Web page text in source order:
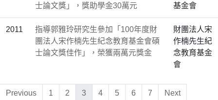
士論文獎」，獎助學金30萬元
基金會
2011
指導郭雅玲研究生參加「100年度財
團法人宋作楠先生紀念教育基金會碩
士論文獎佳作」，榮獲兩萬元獎金
財團法人宋
作楠先生紀
念教育基金
會
Previous 1 2 3 4 5 6 7 Next